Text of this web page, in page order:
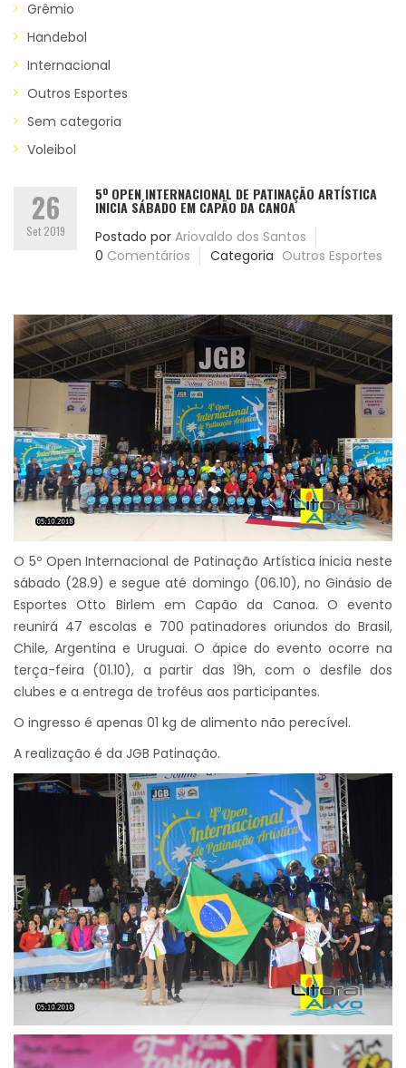
Grêmio
Handebol
Internacional
Outros Esportes
Sem categoria
Voleibol
26
Set 2019
5º OPEN INTERNACIONAL DE PATINAÇÃO ARTÍSTICA
INICIA SÁBADO EM CAPÃO DA CANOA
Postado por Ariovaldo dos Santos
0 Comentários Categoria Outros Esportes
O 5º Open Internacional de Patinação Artística inicia neste
sábado (28.9) e segue até domingo (06.10), no Ginásio de
Esportes Otto Birlem em Capão da Canoa. O evento
reunirá 47 escolas e 700 patinadores oriundos do Brasil,
Chile, Argentina e Uruguai. O ápice do evento ocorre na
terça-feira (01.10), a partir das 19h, com o desfile dos
clubes e a entrega de troféus aos participantes.
O ingresso é apenas 01 kg de alimento não perecível.
A realização é da JGB Patinação.